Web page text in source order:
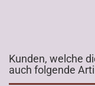
Kunden, welche
auch folgende